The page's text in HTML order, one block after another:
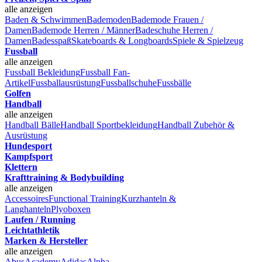
alle anzeigen
Baden & SchwimmenBademodenBademode Frauen /
DamenBademode Herren / MännerBadeschuhe Herren /
DamenBadesspaßSkateboards & LongboardsSpiele & Spielzeug
Fussball
alle anzeigen
Fussball BekleidungFussball Fan-
ArtikelFussballausrüstungFussballschuheFussbälle
Golfen
Handball
alle anzeigen
Handball BälleHandball SportbekleidungHandball Zubehör &
Ausrüstung
Hundesport
Kampfsport
Klettern
Krafttraining & Bodybuilding
alle anzeigen
AccessoiresFunctional TrainingKurzhanteln &
LanghantelnPlyoboxen
Laufen / Running
Leichtathletik
Marken & Hersteller
alle anzeigen